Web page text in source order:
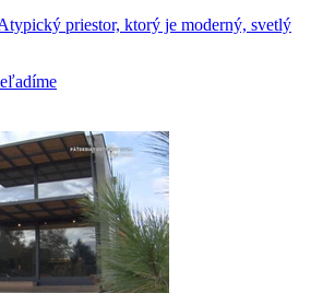
priestor, ktorý je moderný, svetlý